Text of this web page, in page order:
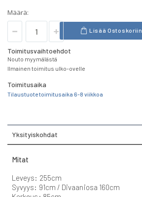
Määrä:
Lisää Ostoskoriin
Toimitusvaihtoehdot
Nouto myymälästä
Ilmainen toimitus ulko-ovelle
Toimitusaika
Tilaustuote toimitusaika 6-8 viikkoa
Yksityiskohdat
Mitat
Leveys: 255cm
Syvyys: 91cm / Divaaniosa 160cm